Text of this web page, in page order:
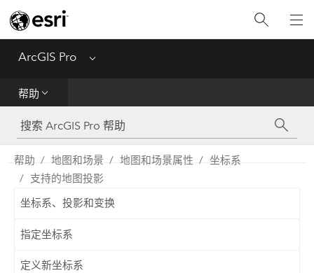
ArcGIS Pro Menu
帮助
工具参考
Python
SDK
帮助 地图和场景 地图和场景属性
坐标系
支持的地图投影
坐标系、投影和变换
指定坐标系
定义新坐标系